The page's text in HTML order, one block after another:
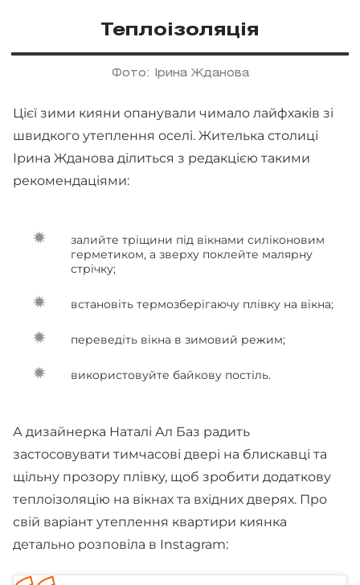
Теплоізоляція
Фото: Ірина Жданова
Цієї зими кияни опанували чимало лайфхаків зі
швидкого утеплення оселі. Жителька столиці
Ірина Жданова ділиться з редакцією такими
рекомендаціями:
залийте тріщини під вікнами силіконовим
герметиком, а зверху поклейте малярну
стрічку;
встановіть термозберігаючу плівку на вікна;
переведіть вікна в зимовий режим;
використовуйте байкову постіль.
А дизайнерка Наталі Ал Баз радить
застосовувати тимчасові двері на блискавці та
щільну прозору плівку, щоб зробити додаткову
теплоізоляцію на вікнах та вхідних дверях. Про
свій варіант утеплення квартири киянка
детально розповіла в Instagram: